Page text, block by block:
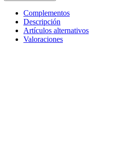
Complementos
Descripción
Artículos alternativos
Valoraciones